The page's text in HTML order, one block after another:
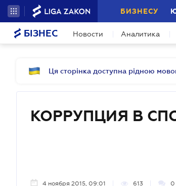
БИЗНЕСУ
БІЗНЕС Новости Аналитика
Ця сторінка доступна рідною
КОРРУПЦИЯ В
4 ноября 2015, 09:01 613 0